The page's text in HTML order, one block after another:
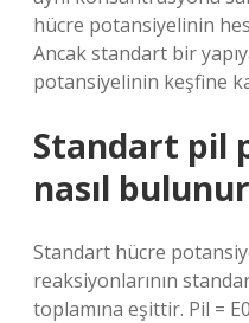
hücre potansiyelinin
Ancak standart bir
potansiyelinin keşfine
Standart pil
nasıl
Standart hücre
reaksiyonlarının
toplamına eşittir. Pil =